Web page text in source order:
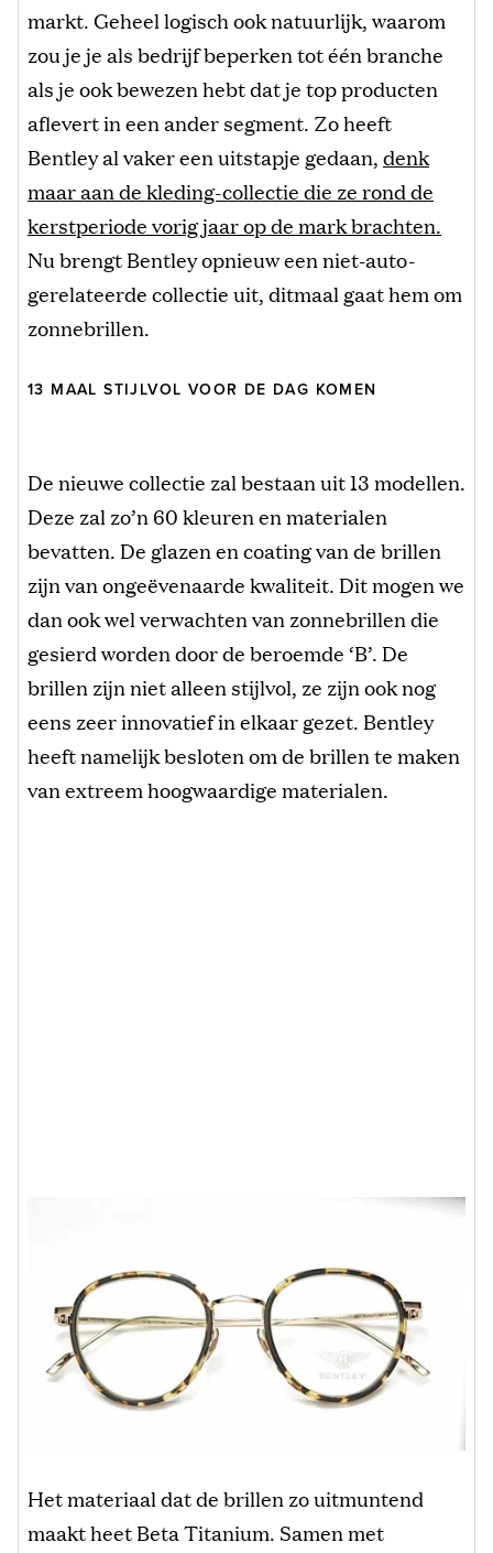
markt. Geheel logisch ook natuurlijk, waarom
zou je je als bedrijf beperken tot één branche
als je ook bewezen hebt dat je top producten
aflevert in een ander segment. Zo heeft
Bentley al vaker een uitstapje gedaan,denk
maar aan de kleding-collectie die ze rond de
kerstperiode vorig jaar op de mark brachten.
Nu brengt Bentley opnieuw een niet-auto-
gerelateerde collectie uit, ditmaal gaat hem om
zonnebrillen.
13 MAAL STIJLVOL VOOR DE DAG KOMEN
De nieuwe collectie zal bestaan uit 13 modellen.
Deze zal zo’n 60 kleuren en materialen
bevatten. De glazen en coating van de brillen
zijn van ongeëvenaarde kwaliteit. Dit mogen we
dan ook wel verwachten van zonnebrillen die
gesierd worden door de beroemde ‘B’. De
brillen zijn niet alleen stijlvol, ze zijn ook nog
eens zeer innovatief in elkaar gezet. Bentley
heeft namelijk besloten om de brillen te maken
van extreem hoogwaardige materialen.
Het materiaal dat de brillen zo uitmuntend
maakt heet Beta Titanium. Samen met